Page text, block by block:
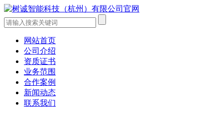
网站首页
公司介绍
资质证书
业务范围
合作案例
新闻动态
联系我们